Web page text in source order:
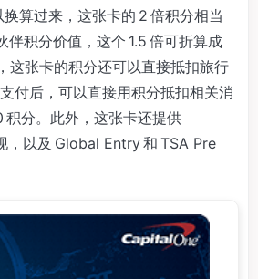
算过来，这张卡的 2 倍积分相当
伴积分价值，这个 1.5 倍可折算成
这张卡的积分还可以直接抵扣旅行
付后，可以直接用积分抵扣相关消
积分。此外，这张卡还提供
，以及 Global Entry 和 TSA Pre